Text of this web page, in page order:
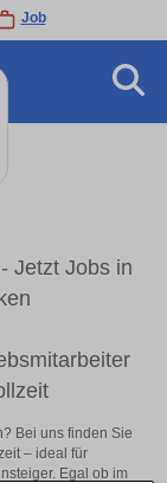
Job
Jetzt Jobs in
Bei uns finden Sie
– ideal für
Egal ob im